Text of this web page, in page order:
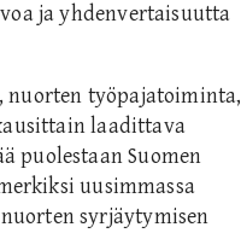
ja yhdenvertaisuutta
nuorten työpajatoiminta,
laadittava
puolestaan Suomen
uusimmassa
syrjäytymisen